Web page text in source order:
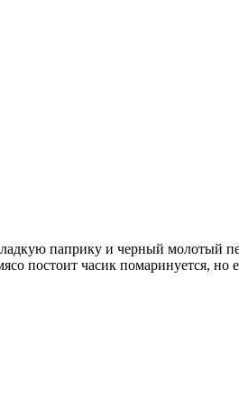
паприку и черный молотый
постоит часик помаринуется, но